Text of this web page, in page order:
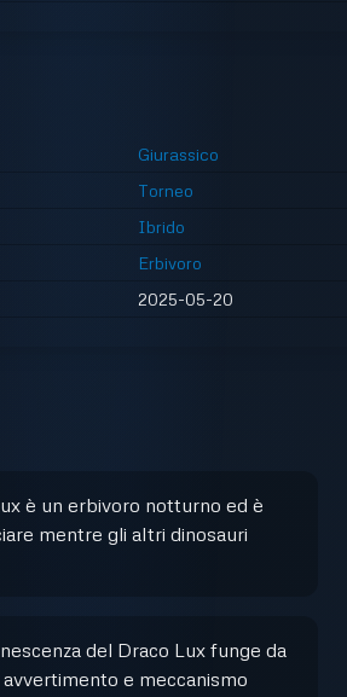
Giurassico
Torneo
Ibrido
Erbivoro
2025-05-20
è un erbivoro notturno ed è
mentre gli altri dinosauri
del Draco Lux funge da
e meccanismo